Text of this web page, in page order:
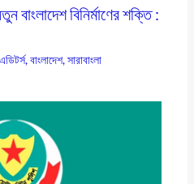
বাংলাদেশ বিনির্মাণের শক্তি :
,বাংলাদেশ,সারাবাংলা